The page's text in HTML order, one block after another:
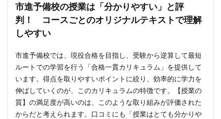
市進予備校の授業は「分かりやすい」と評
判！ コースごとのオリジナルテキストで理解
しやすい
市進予備校では、現役合格を目指し、受験から逆算して最短
ルートでの学習を行う「合格一貫カリキュラム」を提供して
います。得点を取りやすいポイントに絞り、効率的に学力を
伸ばしていくのが、このカリキュラムの特徴です。【授業の
質】の満足度が高いのは、このような取り組みが評価された
からだと考えられます。口コミにも「授業はとても分かりや